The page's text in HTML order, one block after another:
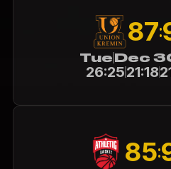
87:
TueDec
26:2521:18
85: